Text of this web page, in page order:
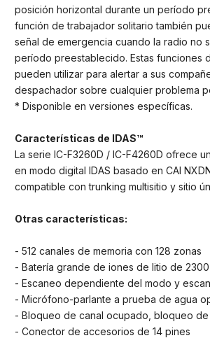
posición horizontal durante un período
función de trabajador solitario también
señal de emergencia cuando la radio no
período preestablecido. Estas funciones
pueden utilizar para alertar a sus
despachador sobre cualquier problema
* Disponible en versiones específicas.
Características de IDAS™
La serie IC-F3260D / IC-F4260D ofrece
en modo digital IDAS basado en CAI
compatible con trunking multisitio y sitio
Otras características:
- 512 canales de memoria con 128 zonas
- Batería grande de iones de litio de 2300
- Escaneo dependiente del modo y
- Micrófono-parlante a prueba de agua
- Bloqueo de canal ocupado, bloqueo
- Conector de accesorios de 14 pines